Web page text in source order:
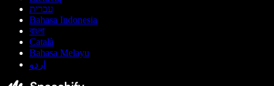
עברית
Bahasa Indonesia
বাংলা
Català
Bahasa Melayu
اردو